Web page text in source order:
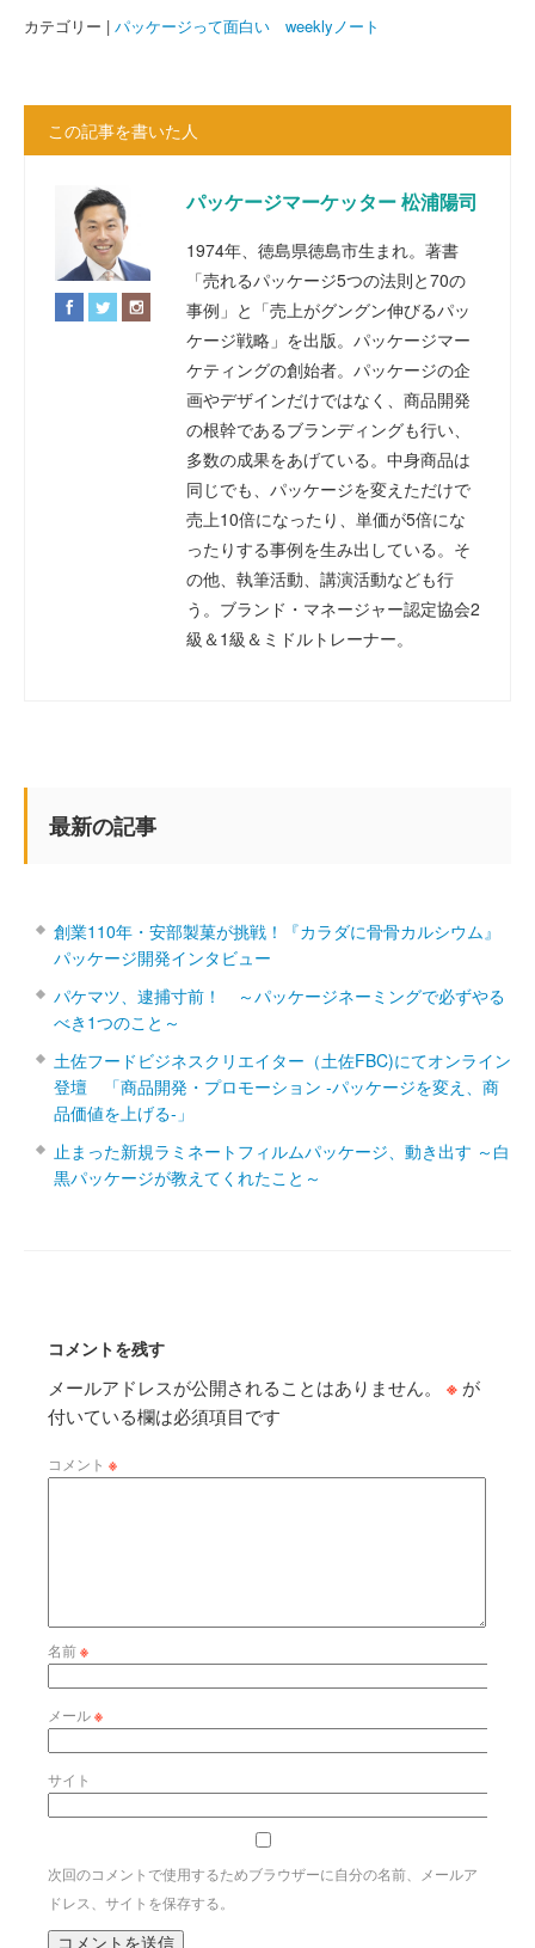
カテゴリー | パッケージって面白い weeklyノート
この記事を書いた人
パッケージマーケッター 松浦陽司
1974年、徳島県徳島市生まれ。著書
「売れるパッケージ5つの法則と70の
事例」と「売上がグングン伸びるパッ
ケージ戦略」を出版。パッケージマー
ケティングの創始者。パッケージの企
画やデザインだけではなく、商品開発
の根幹であるブランディングも行い、
多数の成果をあげている。中身商品は
同じでも、パッケージを変えただけで
売上10倍になったり、単価が5倍にな
ったりする事例を生み出している。そ
の他、執筆活動、講演活動なども行
う。ブランド・マネージャー認定協会2
級＆1級＆ミドルトレーナー。
最新の記事
創業110年・安部製菓が挑戦！『カラダに骨骨カルシウム』
パッケージ開発インタビュー
パケマツ、逮捕寸前！ ～パッケージネーミングで必ずやる
べき1つのこと～
土佐フードビジネスクリエイター（土佐FBC)にてオンライン
登壇 「商品開発・プロモーション ‐パッケージを変え、商
品価値を上げる‐」
止まった新規ラミネートフィルムパッケージ、動き出す ～白
黒パッケージが教えてくれたこと～
コメントを残す
メールアドレスが公開されることはありません。 ※ が
付いている欄は必須項目です
コメント ※
名前※
メール※
サイト
次回のコメントで使用するためブラウザーに自分の名前、メールア
ドレス、サイトを保存する。